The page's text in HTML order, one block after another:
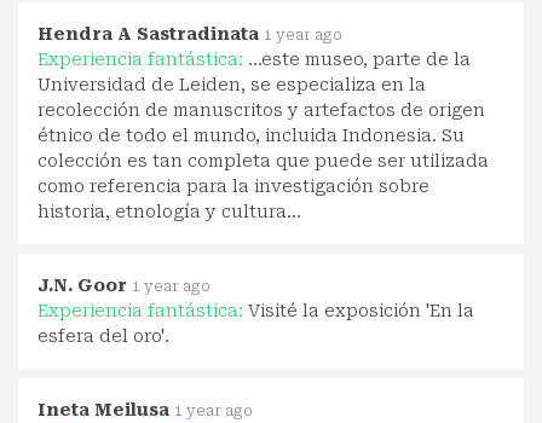
Hendra A Sastradinata 1 year ago
Experiencia fantástica: ...este museo, parte de la
Universidad de Leiden, se especializa en la
recolección de manuscritos y artefactos de origen
étnico de todo el mundo, incluida Indonesia. Su
colección es tan completa que puede ser utilizada
como referencia para la investigación sobre
historia, etnología y cultura...
J.N. Goor 1 year ago
Experiencia fantástica: Visité la exposición 'En la
esfera del oro'.
Ineta Meilusa 1 year ago